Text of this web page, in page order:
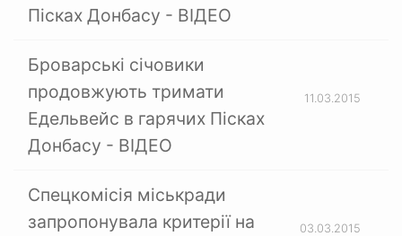
Пісках Донбасу - ВІДЕО
Броварські січовики
продовжують тримати
Едельвейс в гарячих Пісках
Донбасу - ВІДЕО
11.03.2015
Спецкомісія міськради
запропонувала критерії на
03.03.2015